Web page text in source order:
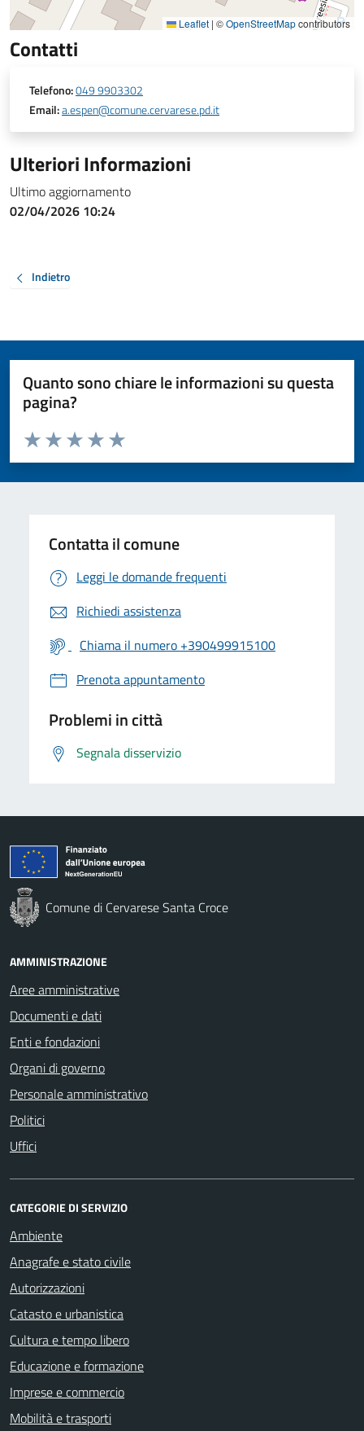
Leaflet | ©OpenStreetMapcontributors
Contatti
Telefono:049 9903302
Email:a.espen@comune.cervarese.pd.it
Ulteriori Informazioni
Ultimo aggiornamento
02/04/2026 10:24
Indietro
Quanto sono chiare le informazioni su questa
pagina?
Valuta da 1 a 5 stelle la pagina
Valuta 5 stelle su 5
Valuta 4 stelle su 5
Valuta 3 stelle su 5
Valuta 2 stelle su 5
Valuta 1 stelle su 5
Contatta il comune
Leggi le domande frequenti
Richiedi assistenza
Chiama il numero +390499915100
Prenota appuntamento
Problemi in città
Segnala disservizio
Comune di Cervarese Santa Croce
AMMINISTRAZIONE
Aree amministrative
Documenti e dati
Enti e fondazioni
Organi di governo
Personale amministrativo
Politici
Uffici
CATEGORIE DI SERVIZIO
Ambiente
Anagrafe e stato civile
Autorizzazioni
Catasto e urbanistica
Cultura e tempo libero
Educazione e formazione
Imprese e commercio
Mobilità e trasporti